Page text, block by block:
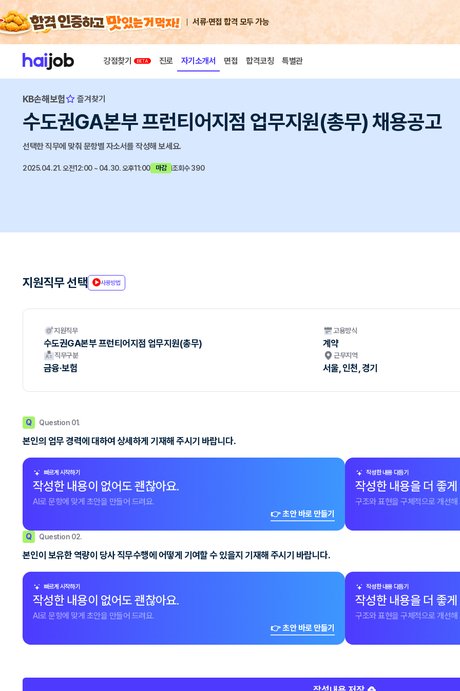
서류·면접 합격 모두 가능
강점찾기 진로 자기소개서 면접 합격코칭 특별관
KB손해보험 즐겨찾기
수도권GA본부 프런티어지점 업무지원(총무) 채용공고
선택한 직무에 맞춰 문항별 자소서를 작성해 보세요.
2025.04.21. 오전12:00 ~ 04.30. 오후11:00 마감 조회수 390
지원직무 선택 사용방법
지원직무
수도권GA본부 프런티어지점 업무지원(총무)
고용방식
계약
직무구분
금융·보험
근무지역
서울, 인천, 경기
Q Question 01.
본인의 업무 경력에 대하여 상세하게 기재해 주시기 바랍니다.
빠르게 시작하기
작성한 내용이 없어도 괜찮아요.
AI로 문항에 맞게 초안을 만들어 드려요.
👉 초안 바로 만들기
작성한 내용 다듬기
작성한 내용을 더 좋
구조와 표현을 구체적으로 개선해
Q Question 02.
본인이 보유한 역량이 당사 직무수행에 어떻게 기여할 수 있을지 기재해 주시기 바랍니다.
빠르게 시작하기
작성한 내용이 없어도 괜찮아요.
AI로 문항에 맞게 초안을 만들어 드려요.
👉 초안 바로 만들기
작성한 내용 다듬기
작성한 내용을 더 좋
구조와 표현을 구체적으로 개선해